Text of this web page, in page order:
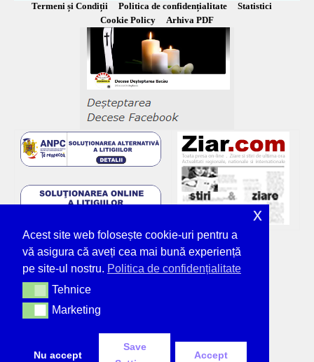
Termeni și Condiții Politica de confidențialitate
Statistici
Cookie Policy
Arhiva PDF
Acest site web folosește cookie-uri pentru a
vă asigura că aveți cea mai bună experiență
pe site-ul nostru. Politica de confidențialitate
TehniceTehnice
MarketingMarketing
Nu accept
Save
Accept
x